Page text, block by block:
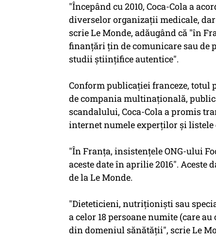
"Începând cu 2010, Coca-Cola a
diverselor organizaţii medicale,
scrie Le Monde, adăugând că "în
finanţări ţin de comunicare sau de
studii ştiinţifice autentice".
Conform publicaţiei franceze, totul
de compania multinaţională,
scandalului, Coca-Cola a promis
internet numele experţilor şi listele
"În Franţa, insistenţele ONG-ului
aceste date în aprilie 2016".
de la Le Monde.
"Dieteticieni, nutriţionişti sau
a celor 18 persoane numite (care
din domeniul sănătăţii", scrie Le